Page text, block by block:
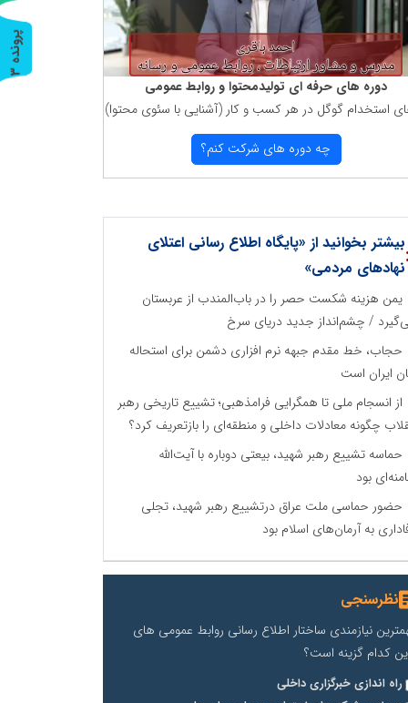
دوره های حرفه ای تولیدمحتوا و روابط عمومی
استخدام گوگل در هر كسب و كار (آشنایی با سئوی محتوا)
چه دوره های شركت كنم؟
بیشتر بخوانید از «پایگاه اطلاع رسانی اعتلای
نهادهای مردمی»
یمن هزینه شکست حصر را در باب‌المندب از عربستان
/ چشم‌انداز جدید دریای سرخ
حجاب، خط مقدم جبهه نرم افزاری دشمن برای استحاله
ایران است
از انسجام ملی تا همگرایی فرامذهبی؛ تشییع تاریخی رهبر
چگونه معادلات داخلی و منطقه‌ای را بازتعریف کرد؟
حماسه تشییع رهبر شهید، بیعتی دوباره با آیت‌الله
بود
حضور حماسی ملت عراق درتشییع رهبر شهید، تجلی
به آرمان‌های اسلام بود
نظرسنجی
نیازمندی ساختار اطلاع رسانی روابط عمومی های
کدام گزینه است؟
راه اندازی خبرگزاری داخلی
پ
ر
و
ن
د
ه
3